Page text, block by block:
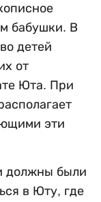
бабушки. В
детей
от
Юта. При
эти
должны были
в Юту, где